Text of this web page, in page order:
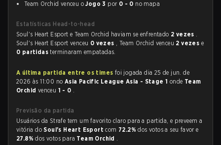
Team Orchid venceu oJogo 3 por 0 - 0 no mapa
Estatísticas Head-to-head
Soul's Heart Esport e Team Orchid haviam se enfrentado 2 vezes .
Soul's Heart Esport venceu 0 vezes , Team Orchid venceu 2 vezes e
0 partidasterminaram empatadas.
A última partida entre os times foi jogada dia 25 de jun. de
2026 às 11:00 no Asia Pacific League Asia - Stage 1 onde Team
Orchid venceu 1 - 0 .
Previsão da partida
Usuários da Strafe tem um favorito claro para a partida, e preveem a
vitória doSoul's Heart Esportcom 72.2%dos votos a seu favor e
27.8%dos votos para Team Orchid .